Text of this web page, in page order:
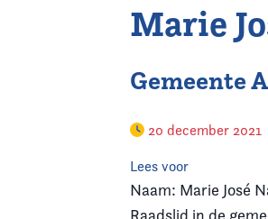
Marie
Gemeente
20 december 2021
Lees voor
Naam: Marie José
Raadslid in de